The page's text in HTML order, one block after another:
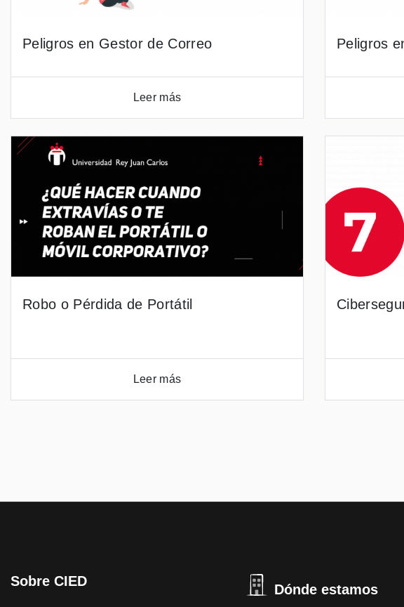
Peligros en Gestor de Correo
Leer más
Peligros
Robo o Pérdida de Portátil
Leer más
Sobre CIED
Dónde estamos